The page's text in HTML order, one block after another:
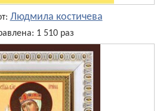
Людмила костичева
1 510 раз